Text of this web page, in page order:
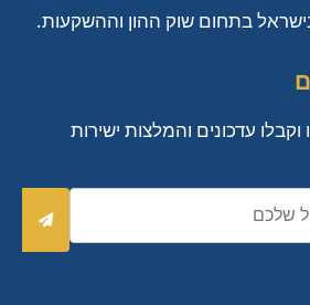
בתחום שוק ההון וההשקעות.
וקבלו עדכונים והמלצות ישירות